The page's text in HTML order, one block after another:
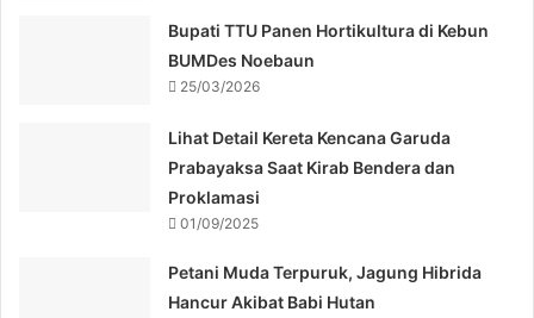
Bupati TTU Panen Hortikultura di Kebun
BUMDes Noebaun
25/03/2026
Lihat Detail Kereta Kencana Garuda
Prabayaksa Saat Kirab Bendera dan
Proklamasi
01/09/2025
Petani Muda Terpuruk, Jagung Hibrida
Hancur Akibat Babi Hutan